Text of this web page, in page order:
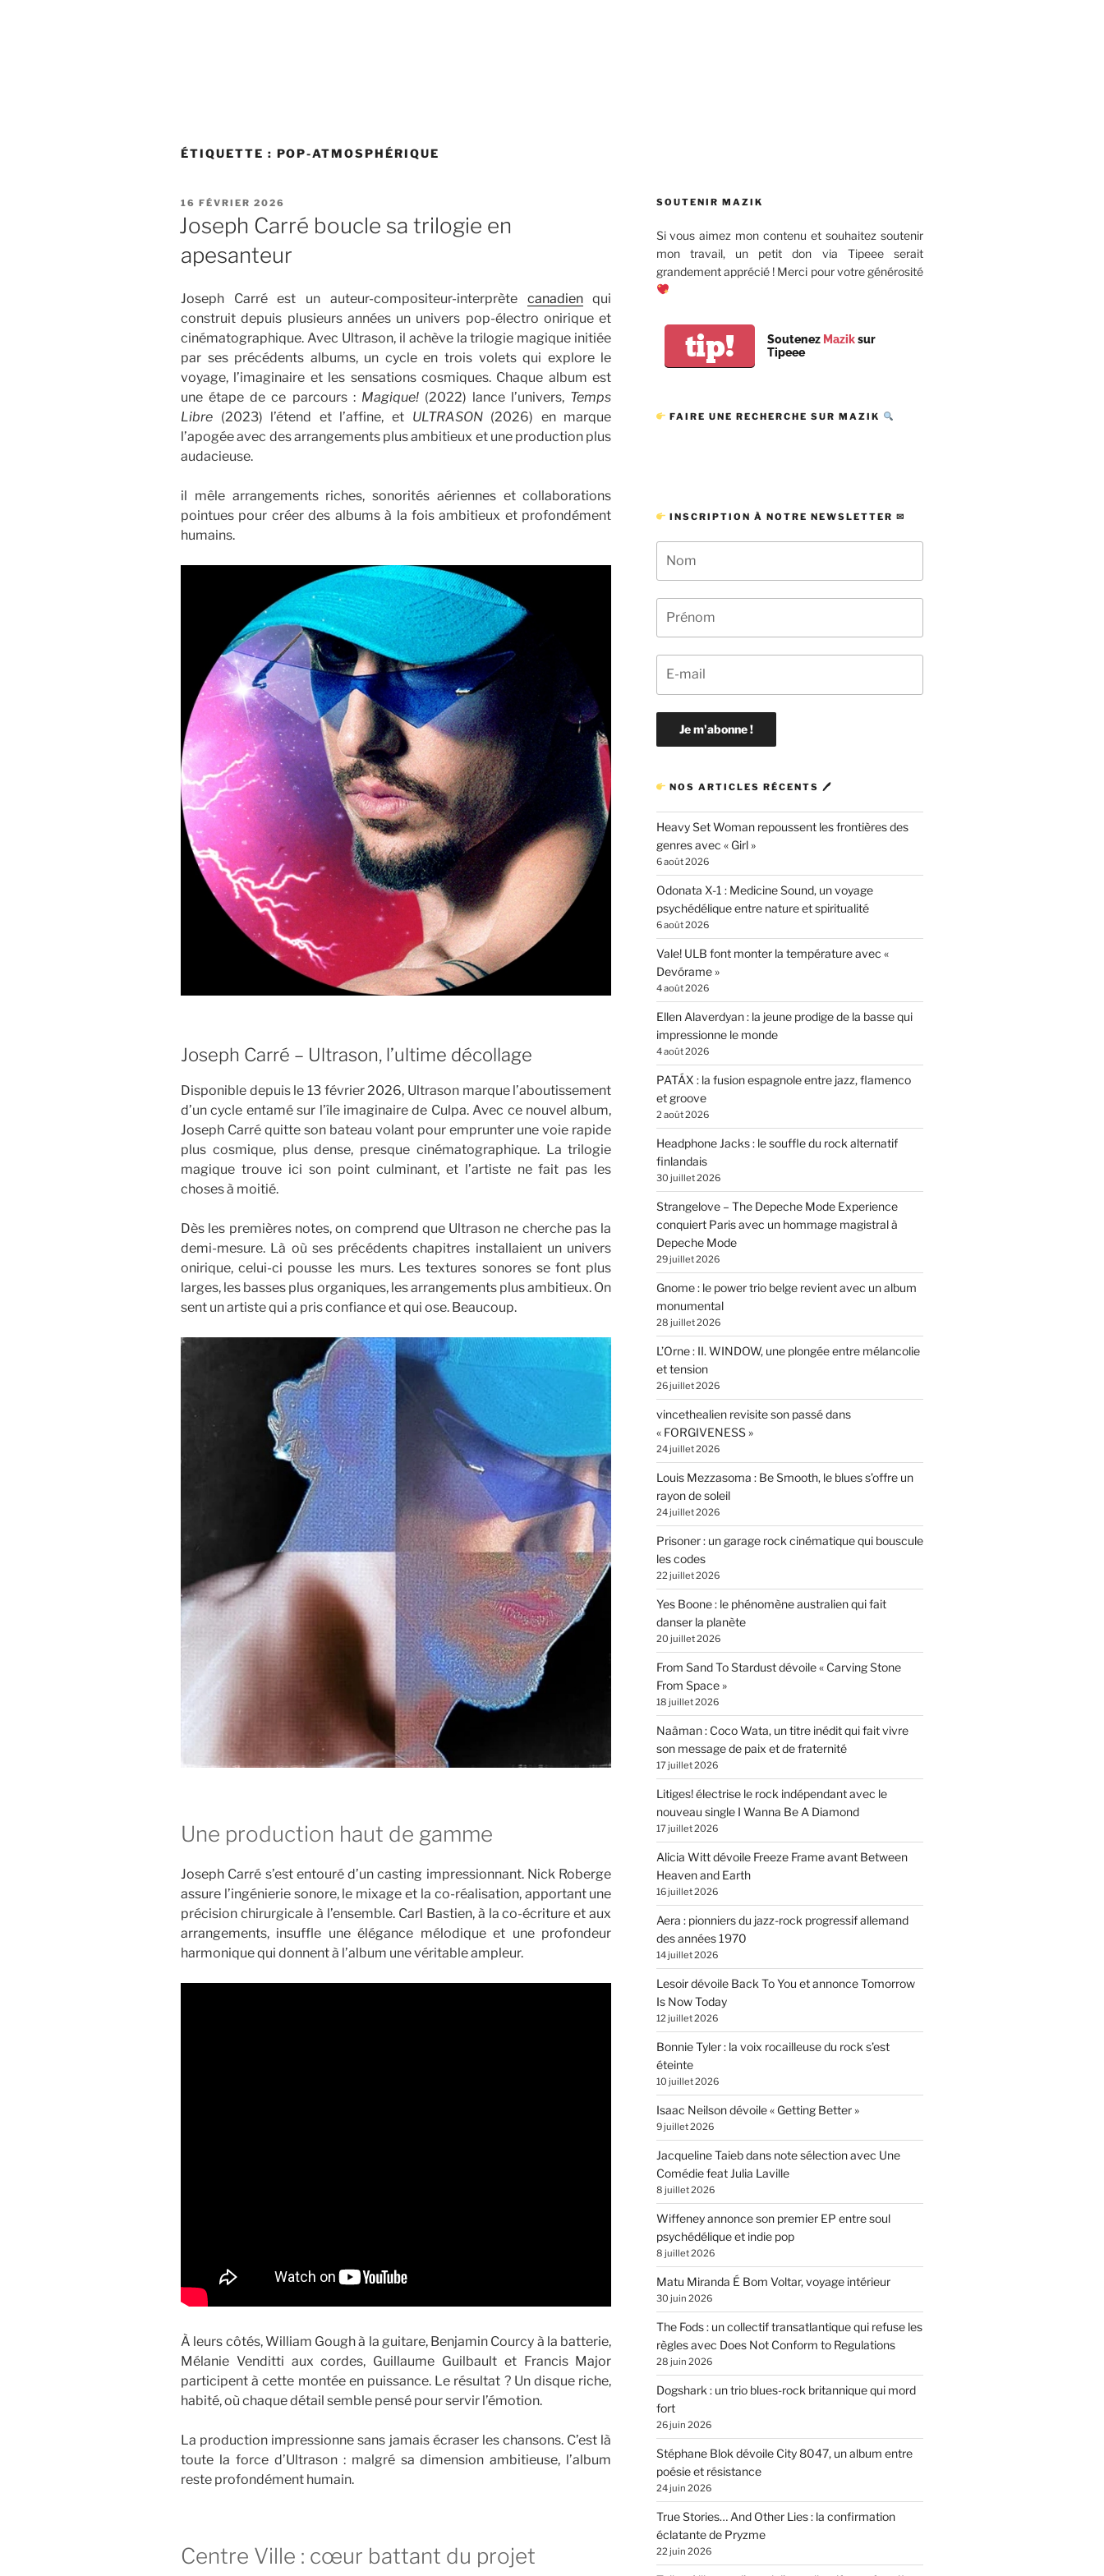
ÉTIQUETTE : POP-ATMOSPHÉRIQUE
PUBLIÉ
LE
16 FÉVRIER 2026
Joseph Carré boucle sa trilogie en
apesanteur
Joseph Carré est un auteur-compositeur-interprète canadienqui
construit depuis plusieurs années un univers pop-électro onirique et
cinématographique. Avec Ultrason, il achève la trilogie magique initiée
par ses précédents albums, un cycle en trois volets qui explore le
voyage, l’imaginaire et les sensations cosmiques. Chaque album est
une étape de ce parcours : Magique!(2022) lance l’univers, Temps
Libre (2023) l’étend et l’affine, et ULTRASON(2026) en marque
l’apogée avec des arrangements plus ambitieux et une production plus
audacieuse.
il mêle arrangements riches, sonorités aériennes et collaborations
pointues pour créer des albums à la fois ambitieux et profondément
humains.
Joseph Carré – Ultrason, l’ultime décollage
Disponible depuis le 13 février 2026, Ultrason marque l’aboutissement
d’un cycle entamé sur l’île imaginaire de Culpa. Avec ce nouvel album,
Joseph Carré quitte son bateau volant pour emprunter une voie rapide
plus cosmique, plus dense, presque cinématographique. La trilogie
magique trouve ici son point culminant, et l’artiste ne fait pas les
choses à moitié.
Dès les premières notes, on comprend que Ultrason ne cherche pas la
demi-mesure. Là où ses précédents chapitres installaient un univers
onirique, celui-ci pousse les murs. Les textures sonores se font plus
larges, les basses plus organiques, les arrangements plus ambitieux. On
sent un artiste qui a pris confiance et qui ose. Beaucoup.
Une production haut de gamme
Joseph Carré s’est entouré d’un casting impressionnant. Nick Roberge
assure l’ingénierie sonore, le mixage et la co-réalisation, apportant une
précision chirurgicale à l’ensemble. Carl Bastien, à la co-écriture et aux
arrangements, insuffle une élégance mélodique et une profondeur
harmonique qui donnent à l’album une véritable ampleur.
À leurs côtés, William Gough à la guitare, Benjamin Courcy à la batterie,
Mélanie Venditti aux cordes, Guillaume Guilbault et Francis Major
participent à cette montée en puissance. Le résultat ? Un disque riche,
habité, où chaque détail semble pensé pour servir l’émotion.
La production impressionne sans jamais écraser les chansons. C’est là
toute la force d’Ultrason : malgré sa dimension ambitieuse, l’album
reste profondément humain.
Centre Ville : cœur battant du projet
SOUTENIR MAZIK
Si vous aimez mon contenu et souhaitez soutenir
mon travail, un petit don via Tipeee serait
grandement apprécié ! Merci pour votre générosité
tip! Soutenez Maziksur
Tipeee
FAIRE UNE RECHERCHE SUR MAZIK
INSCRIPTION À NOTRE NEWSLETTER ✉
NOS ARTICLES RÉCENTS 🖊
Heavy Set Woman repoussent les frontières des
genres avec « Girl »
6 août 2026
Odonata X-1 : Medicine Sound, un voyage
psychédélique entre nature et spiritualité
6 août 2026
Vale! ULB font monter la température avec «
Devórame »
4 août 2026
Ellen Alaverdyan : la jeune prodige de la basse qui
impressionne le monde
4 août 2026
PATÁX : la fusion espagnole entre jazz, flamenco
et groove
2 août 2026
Headphone Jacks : le souffle du rock alternatif
finlandais
30 juillet 2026
Strangelove – The Depeche Mode Experience
conquiert Paris avec un hommage magistral à
Depeche Mode
29 juillet 2026
Gnome : le power trio belge revient avec un album
monumental
28 juillet 2026
L’Orne : II. WINDOW, une plongée entre mélancolie
et tension
26 juillet 2026
vincethealien revisite son passé dans
« FORGIVENESS »
24 juillet 2026
Louis Mezzasoma : Be Smooth, le blues s’offre un
rayon de soleil
24 juillet 2026
Prisoner : un garage rock cinématique qui bouscule
les codes
22 juillet 2026
Yes Boone : le phénomène australien qui fait
danser la planète
20 juillet 2026
From Sand To Stardust dévoile « Carving Stone
From Space »
18 juillet 2026
Naâman : Coco Wata, un titre inédit qui fait vivre
son message de paix et de fraternité
17 juillet 2026
Litiges! électrise le rock indépendant avec le
nouveau single I Wanna Be A Diamond
17 juillet 2026
Alicia Witt dévoile Freeze Frame avant Between
Heaven and Earth
16 juillet 2026
Aera : pionniers du jazz-rock progressif allemand
des années 1970
14 juillet 2026
Lesoir dévoile Back To You et annonce Tomorrow
Is Now Today
12 juillet 2026
Bonnie Tyler : la voix rocailleuse du rock s’est
éteinte
10 juillet 2026
Isaac Neilson dévoile « Getting Better »
9 juillet 2026
Jacqueline Taieb dans note sélection avec Une
Comédie feat Julia Laville
8 juillet 2026
Wiffeney annonce son premier EP entre soul
psychédélique et indie pop
8 juillet 2026
Matu Miranda É Bom Voltar, voyage intérieur
30 juin 2026
The Fods : un collectif transatlantique qui refuse les
règles avec Does Not Conform to Regulations
28 juin 2026
Dogshark : un trio blues-rock britannique qui mord
fort
26 juin 2026
Stéphane Blok dévoile City 8047, un album entre
poésie et résistance
24 juin 2026
True Stories… And Other Lies : la confirmation
éclatante de Pryzme
22 juin 2026